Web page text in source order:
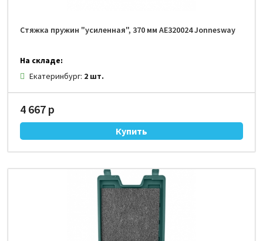
Стяжка пружин "усиленная", 370 мм AE320024 Jonnesway
На складе:
Екатеринбург: 2 шт.
4 667 р